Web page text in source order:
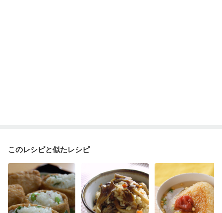
このレシピと似たレシピ